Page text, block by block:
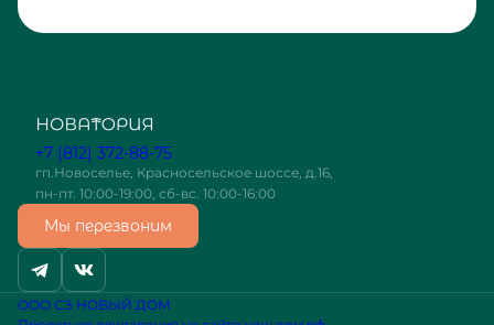
+7 (812) 372-88-75
гп.Новоселье, Красносельское шоссе, д.16,
пн-пт. 10:00-19:00, сб-вс. 10:00-16:00
Мы перезвоним
ООО СЗ НОВЫЙ ДОМ